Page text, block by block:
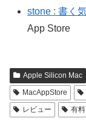
stone : 書く
App Store
Apple Silicon Mac
MacAppStore
レビュー
有料